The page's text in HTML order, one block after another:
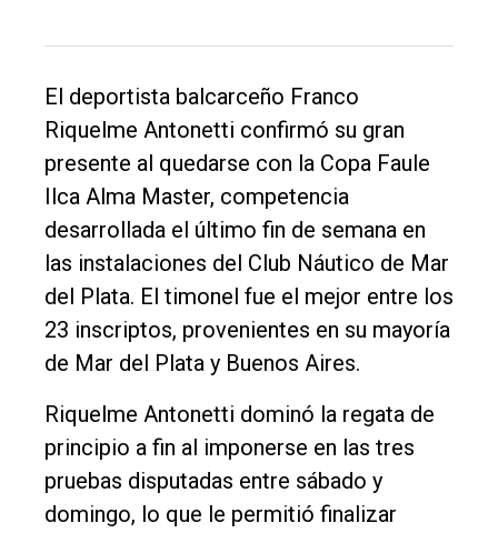
Rural
Deportes
Fúnebres
Edición
Empresa
Nosotros
Contacto
El deportista balcarceño Franco
Riquelme Antonetti confirmó su gran
presente al quedarse con la Copa Faule
Ilca Alma Master, competencia
desarrollada el último fin de semana en
las instalaciones del Club Náutico de Mar
del Plata. El timonel fue el mejor entre los
23 inscriptos, provenientes en su mayoría
de Mar del Plata y Buenos Aires.
Riquelme Antonetti dominó la regata de
principio a fin al imponerse en las tres
pruebas disputadas entre sábado y
domingo, lo que le permitió finalizar